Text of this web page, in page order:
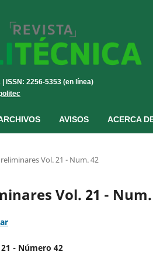
ISSN: 2256-5353 (en línea)
AVISOS ACERCA
Vol. 21 - Num. 42
Vol. 21 -
- Número 42